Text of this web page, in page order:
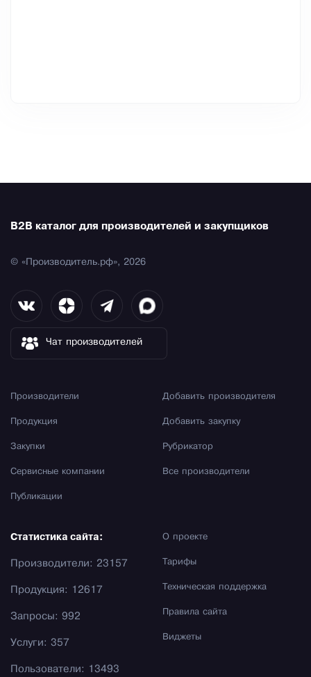
B2B каталог для производителей и закупщиков
© «Производитель.рф», 2026
Чат производителей
Производители
Продукция
Закупки
Сервисные компании
Публикации
Добавить производителя
Добавить закупку
Рубрикатор
Все производители
О проекте
Тарифы
Техническая поддержка
Правила сайта
Виджеты
Статистика сайта:
Производители: 23157
Продукция: 12617
Запросы: 992
Услуги: 357
Пользователи: 13493